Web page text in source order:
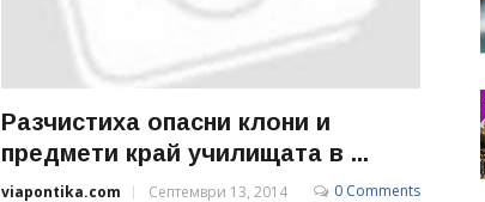
Разчистиха опасни клони и
предмети край училищата в ...
viapontika.com Септември 13, 2014 0 Comments